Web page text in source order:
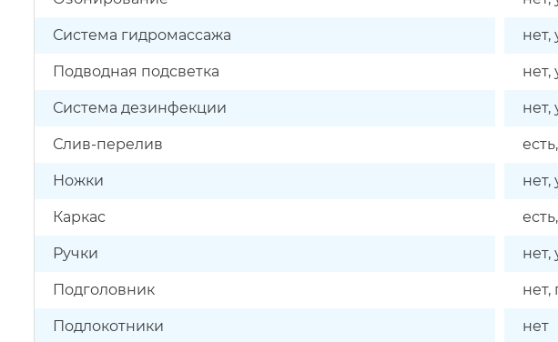
Система гидромассажа нет,
Подводная подсветка нет,
Система дезинфекции нет,
Слив-перелив
Ножки нет,
Каркас
Ручки нет,
Подголовник нет,
Подлокотники нет